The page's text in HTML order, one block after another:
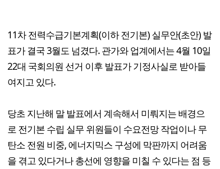
11차 전력수급기본계획(이하 전기본) 실무안(초안) 발
표가 결국 3월도 넘겼다. 관가와 업계에서는 4월 10일
22대 국회의원 선거 이후 발표가 기정사실로 받아들
여지고 있다.
당초 지난해 말 발표에서 계속해서 미뤄지는 배경으
로 전기본 수립 실무 위원들이 수요전망 작업이나 무
탄소 전원 비중, 에너지믹스 구성에 막판까지 어려움
을 겪고 있다거나 총선에 영향을 미칠 수 있다는 점 등